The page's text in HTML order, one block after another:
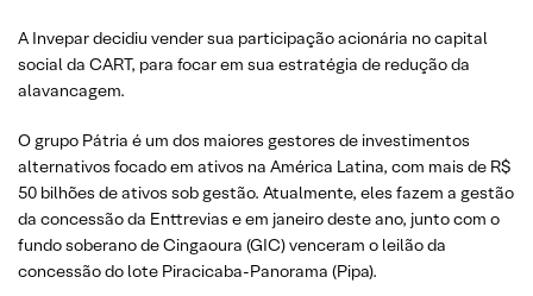
A Invepar decidiu vender sua participação acionária no capital
social da CART, para focar em sua estratégia de redução da
alavancagem.
O grupo Pátria é um dos maiores gestores de investimentos
alternativos focado em ativos na América Latina, com mais de R$
50 bilhões de ativos sob gestão. Atualmente, eles fazem a gestão
da concessão da Enttrevias e em janeiro deste ano, junto com o
fundo soberano de Cingaoura (GIC) venceram o leilão da
concessão do lote Piracicaba-Panorama (Pipa).